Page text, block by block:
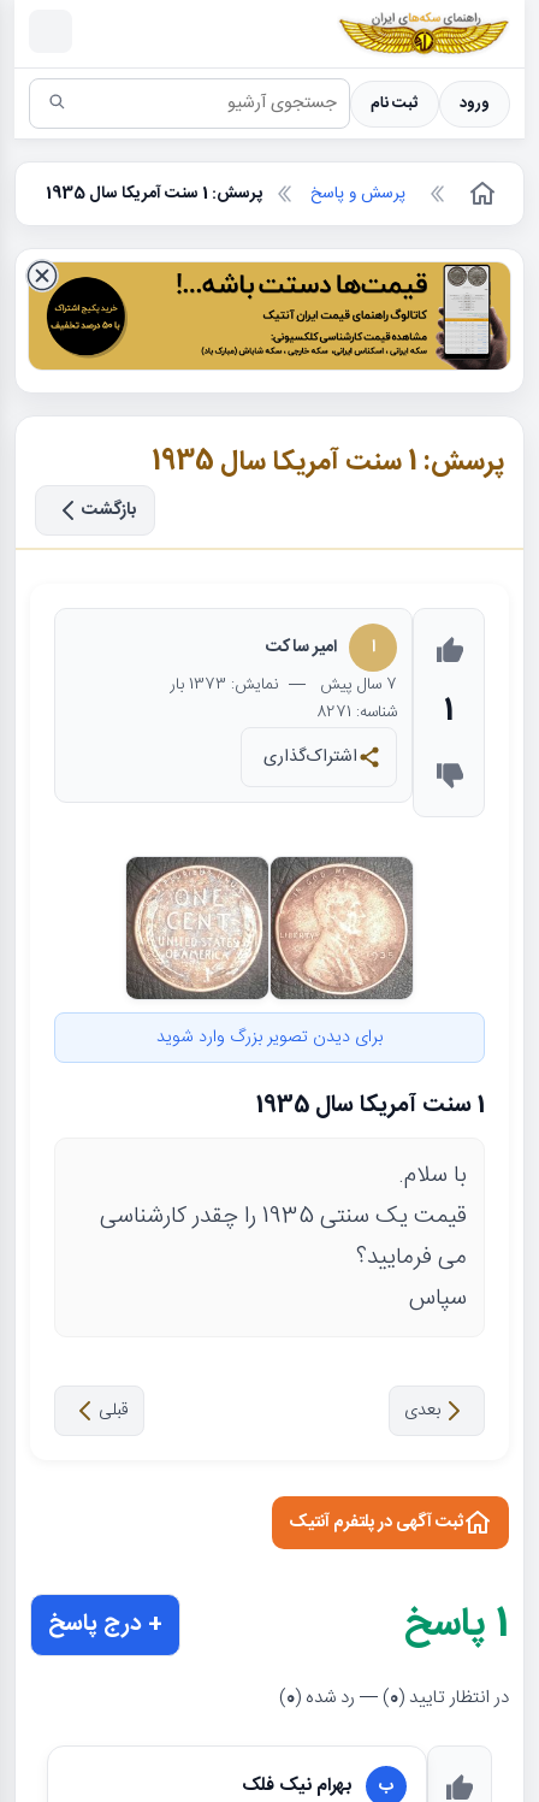
سکه ها ؛ راهنمای سکه شناسی
ورود ثبت نام
پرسش و پاسخ پرسش: 1 سنت آمریکا سال 1935
پرسش: 1 سنت آمریکا سال 1935
بازگشت
1
ا امیر ساکت
7 سال پیش — نمایش: 1373 بار
شناسه: 8271
اشتراک‌گذاری
برای دیدن تصویر بزرگ وارد شوید
1 سنت آمریکا سال 1935
با سلام.
قیمت یک سنتی 1935 را چقدر کارشناسی
می فرمایید؟
سپاس
قبلی بعدی
ثبت آگهی در پلتفرم آنتیک
1پاسخ + درج پاسخ
در انتظار تایید (0) — رد شده (0
)
ب بهرام نیک فلک